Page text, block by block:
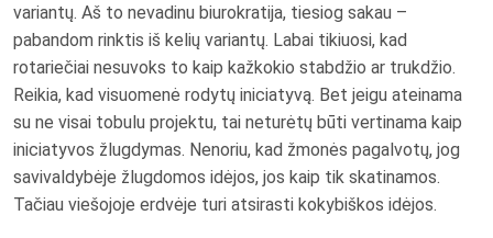
variantų. Aš to nevadinu biurokratija, tiesiog sakau –
pabandom rinktis iš kelių variantų. Labai tikiuosi, kad
rotariečiai nesuvoks to kaip kažkokio stabdžio ar trukdžio.
Reikia, kad visuomenė rodytų iniciatyvą. Bet jeigu ateinama
su ne visai tobulu projektu, tai neturėtų būti vertinama kaip
iniciatyvos žlugdymas. Nenoriu, kad žmonės pagalvotų, jog
savivaldybėje žlugdomos idėjos, jos kaip tik skatinamos.
Tačiau viešojoje erdvėje turi atsirasti kokybiškos idėjos.